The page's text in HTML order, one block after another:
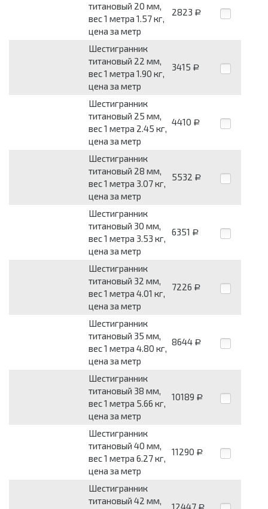
титановый 20 мм,
вес 1 метра 1.57 кг,
цена за метр
2823 Р
Шестигранник
титановый 22 мм,
вес 1 метра 1.90 кг,
цена за метр
3415 Р
Шестигранник
титановый 25 мм,
вес 1 метра 2.45 кг,
цена за метр
4410 Р
Шестигранник
титановый 28 мм,
вес 1 метра 3.07 кг,
цена за метр
5532 Р
Шестигранник
титановый 30 мм,
вес 1 метра 3.53 кг,
цена за метр
6351 Р
Шестигранник
титановый 32 мм,
вес 1 метра 4.01 кг,
цена за метр
7226 Р
Шестигранник
титановый 35 мм,
вес 1 метра 4.80 кг,
цена за метр
8644 Р
Шестигранник
титановый 38 мм,
вес 1 метра 5.66 кг,
цена за метр
10189 Р
Шестигранник
титановый 40 мм,
вес 1 метра 6.27 кг,
цена за метр
11290 Р
Шестигранник
титановый 42 мм,
12447 Р